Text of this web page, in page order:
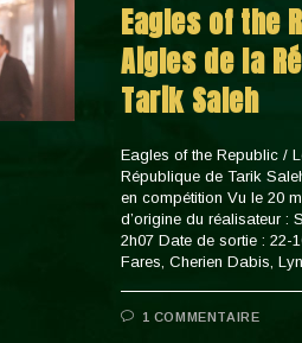
Eagles of the
Aigles de la
Tarik Saleh
Eagles of the Republic /
République de Tarik
en compétition Vu le 20
d’origine du réalisateur :
2h07 Date de sortie : 22-
Fares, Cherien Dabis,
1 COMMENTAIRE